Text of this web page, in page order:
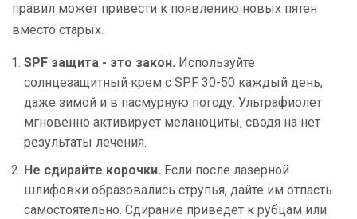
правил может привести к появлению новых пятен
вместо старых.
SPF защита - это закон. Используйте
солнцезащитный крем с SPF 30-50 каждый день,
даже зимой и в пасмурную погоду. Ультрафиолет
мгновенно активирует меланоциты, сводя на нет
результаты лечения.
Не сдирайте корочки. Если после лазерной
шлифовки образовались струпья, дайте им отпасть
самостоятельно. Сдирание приведет к рубцам или